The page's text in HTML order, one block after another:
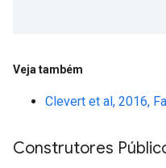
Veja também
Clevert et al, 2016,
Construtores